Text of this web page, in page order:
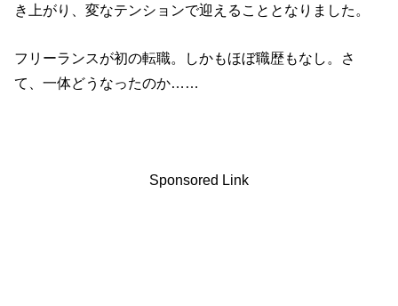
き上がり、変なテンションで迎えることとなりました。
フリーランスが初の転職。しかもほぼ職歴もなし。さ
て、一体どうなったのか……
Sponsored Link